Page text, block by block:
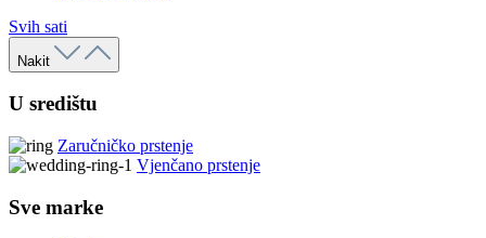
Svih sati
Nakit
U središtu
Zaručničko prstenje
Vjenčano prstenje
Sve marke